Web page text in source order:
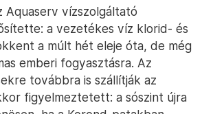
Aquaserv vízszolgáltató
a vezetékes víz klorid- és
a múlt hét eleje óta, de még
emberi fogyasztásra. Az
továbbra is szállítják az
figyelmeztetett: a sószint újra